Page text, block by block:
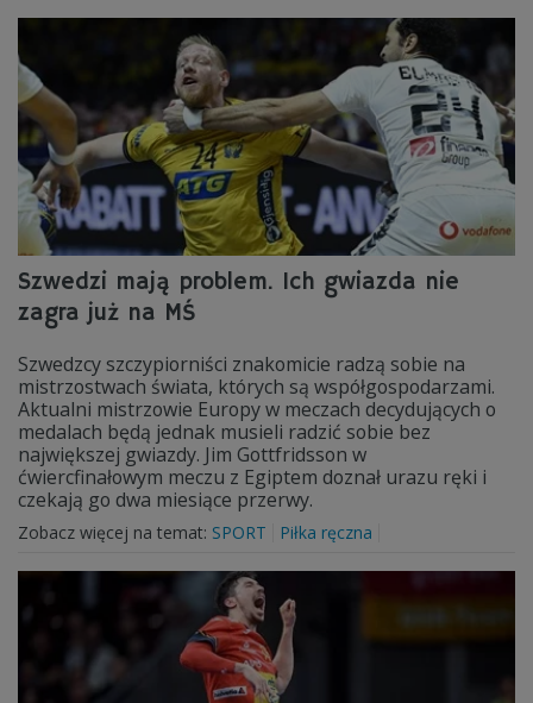
Szwedzi mają problem. Ich gwiazda nie
zagra już na MŚ
Szwedzcy szczypiorniści znakomicie radzą sobie na
mistrzostwach świata, których są współgospodarzami.
Aktualni mistrzowie Europy w meczach decydujących o
medalach będą jednak musieli radzić sobie bez
największej gwiazdy. Jim Gottfridsson w
ćwiercfinałowym meczu z Egiptem doznał urazu ręki i
czekają go dwa miesiące przerwy.
Zobacz więcej na temat: SPORT Piłka ręczna